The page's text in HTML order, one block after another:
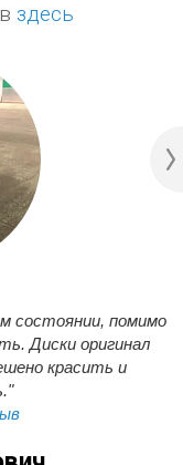
здесь
состоянии, помимо
Диски оригинал
красить и